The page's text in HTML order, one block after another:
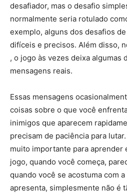
desafiador, mas o desafio
normalmente seria rotulado
exemplo, alguns dos desafios
difíceis e precisos. Além disso,
, o jogo às vezes deixa algumas
mensagens reais.
Essas mensagens
coisas sobre o que você
inimigos que aparecem
precisam de paciência para
muito importante para aprender
jogo, quando você começa,
quando você se acostuma com
apresenta, simplesmente não é